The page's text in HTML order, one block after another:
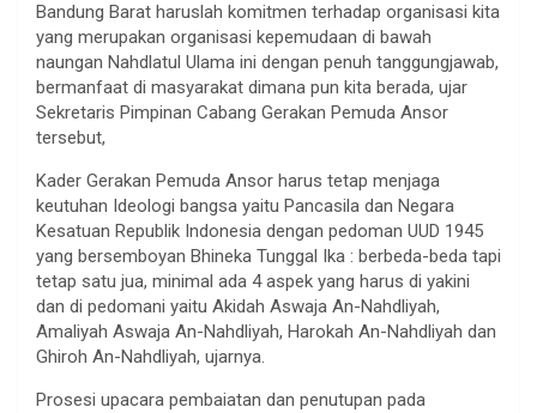
Bandung Barat haruslah komitmen terhadap organisasi kita
yang merupakan organisasi kepemudaan di bawah
naungan Nahdlatul Ulama ini dengan penuh tanggungjawab,
bermanfaat di masyarakat dimana pun kita berada, ujar
Sekretaris Pimpinan Cabang Gerakan Pemuda Ansor
tersebut,
Kader Gerakan Pemuda Ansor harus tetap menjaga
keutuhan Ideologi bangsa yaitu Pancasila dan Negara
Kesatuan Republik Indonesia dengan pedoman UUD 1945
yang bersemboyan Bhineka Tunggal Ika : berbeda-beda tapi
tetap satu jua, minimal ada 4 aspek yang harus di yakini
dan di pedomani yaitu Akidah Aswaja An-Nahdliyah,
Amaliyah Aswaja An-Nahdliyah, Harokah An-Nahdliyah dan
Ghiroh An-Nahdliyah, ujarnya.
Prosesi upacara pembaiatan dan penutupan pada